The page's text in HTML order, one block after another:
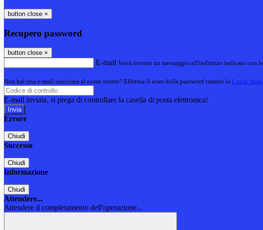
button close ×
Recupero password
button close ×
E-mail Verrà inviato un messaggio all'indirizzo indicato con
Non hai una e-mail associata al nome utente? Effettua il reset della password tramite la Login
E-mail inviata, si prega di controllare la casella di posta elettronica!
Errore
Chiudi
Successo
Chiudi
Informazione
Chiudi
Attendere...
Attendere il completamento dell'operazione...